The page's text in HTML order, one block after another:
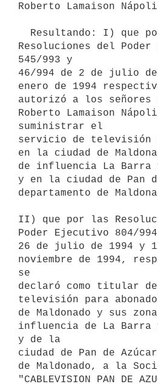
Roberto Lamaison
Resoluciones del
545/993 y
46/994 de 2 de julio de
enero de 1994
autorizó a los señores
Roberto Lamaison
suministrar el
servicio de televisión
en la ciudad de
de influencia La Barra
y en la ciudad de Pan
departamento de
II) que por las
Poder Ejecutivo 804/
26 de julio de 1994 y
noviembre de 1994,
se
declaró como titular
televisión para
de Maldonado y sus
influencia de La Barra
y de la
ciudad de Pan de
de Maldonado, a la
"CABLEVISION PAN DE